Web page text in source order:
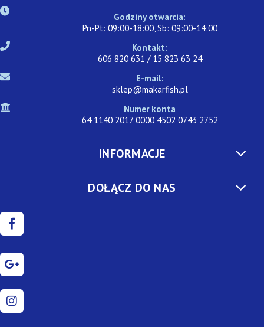
Godziny otwarcia:
Pn-Pt: 09:00-18:00, Sb: 09:00-14:00
Kontakt:
606 820 631 / 15 823 63 24
E-mail:
sklep@makarfish.pl
Numer konta
64 1140 2017 0000 4502 0743 2752
INFORMACJE
DOŁĄCZ DO NAS